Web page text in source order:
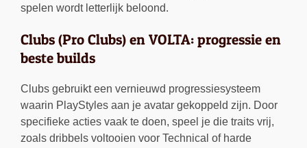
spelen wordt letterlijk beloond.
Clubs (Pro Clubs) en VOLTA: progressie en
beste builds
Clubs gebruikt een vernieuwd progressiesysteem
waarin PlayStyles aan je avatar gekoppeld zijn. Door
specifieke acties vaak te doen, speel je die traits vrij,
zoals dribbels voltooien voor Technical of harde